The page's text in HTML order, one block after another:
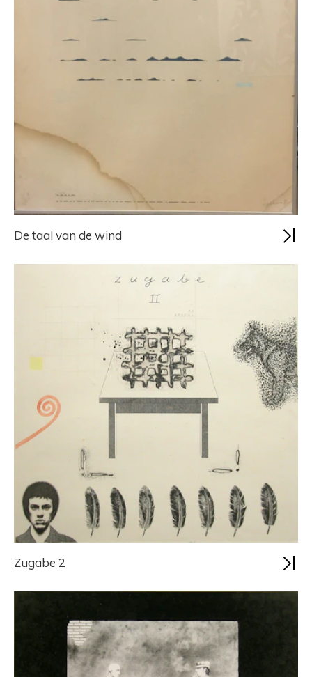
De taal van de wind
Zugabe 2